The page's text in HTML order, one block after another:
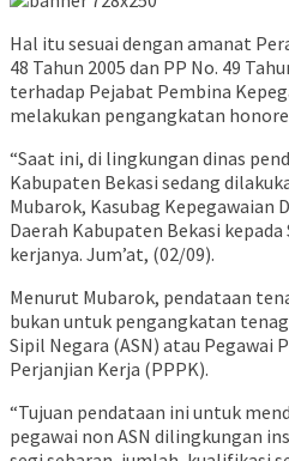
Hal itu sesuai dengan amanat
48 Tahun 2005 dan PP No. 49
terhadap Pejabat Pembina
melakukan pengangkatan
“Saat ini, di lingkungan dinas
Kabupaten Bekasi sedang
Mubarok, Kasubag Kepegawaian
Daerah Kabupaten Bekasi
kerjanya. Jum’at, (02/09).
Menurut Mubarok, pendataan
bukan untuk pengangkatan
Sipil Negara (ASN) atau Pegawai
Perjanjian Kerja (PPPK).
“Tujuan pendataan ini untuk
pegawai non ASN dilingkungan